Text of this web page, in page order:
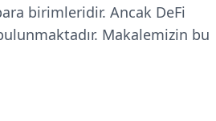
birimleridir. Ancak DeFi
Makalemizin bu